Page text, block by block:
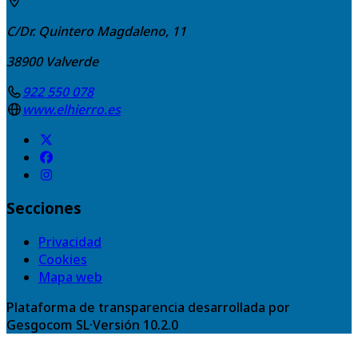
C/Dr. Quintero Magdaleno, 11
38900 Valverde
922 550 078
www.elhierro.es
Secciones
Privacidad
Cookies
Mapa web
Plataforma de transparencia desarrollada por
Gesgocom SL·Versión 10.2.0